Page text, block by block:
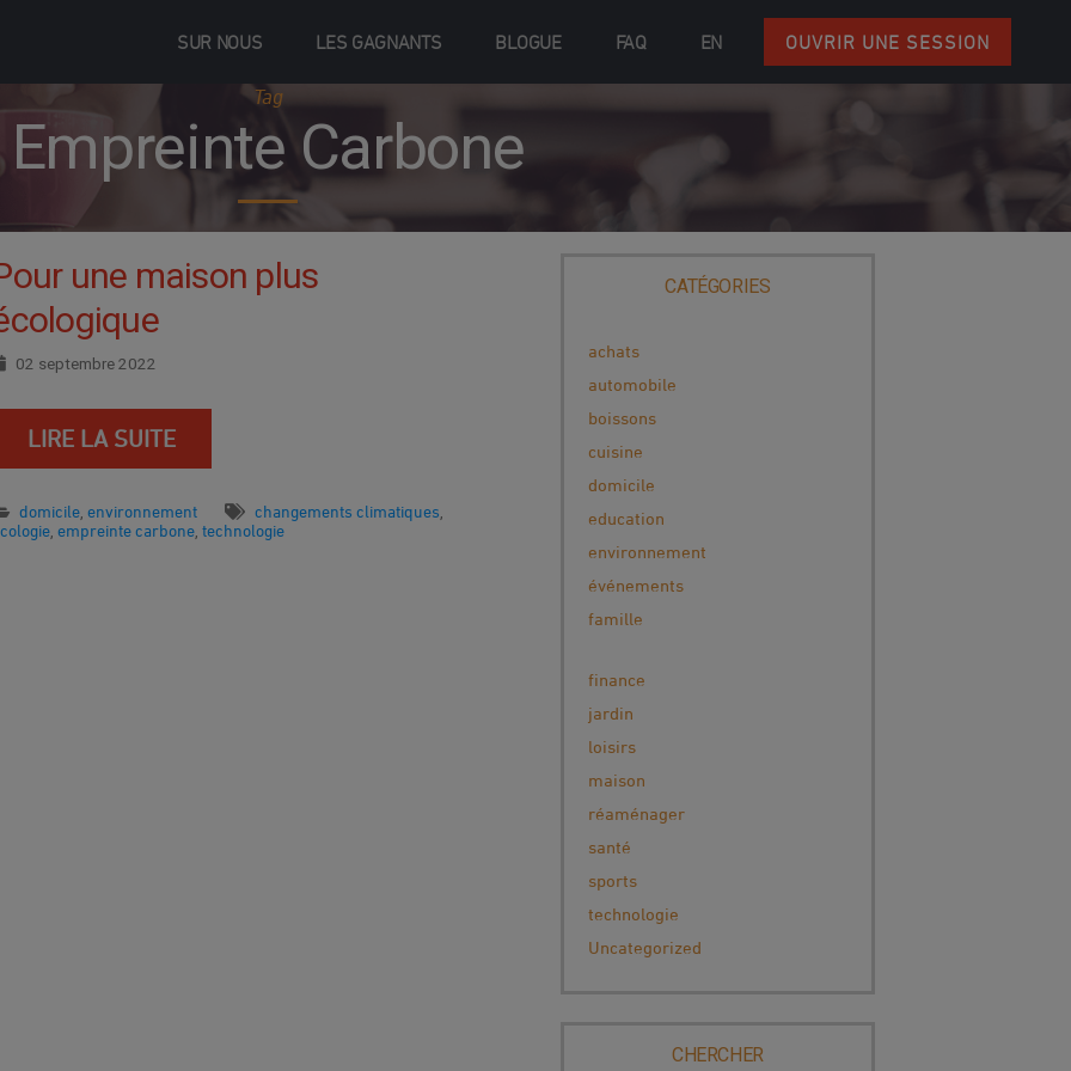
SUR NOUS LES GAGNANTS BLOGUE FAQ EN OUVRIR UNE SESSION
Tag
Empreinte Carbone
une maison plus
02 septembre 2022
LIRE LA SUITE
domicile ,environnement changements climatiques
,empreinte carbone ,technologie
CATÉGORIES
achats
automobile
boissons
cuisine
domicile
education
environnement
événements
famille
finance
jardin
loisirs
maison
réaménager
santé
sports
technologie
Uncategorized
CHERCHER